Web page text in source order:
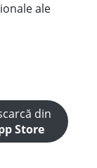
ale
din
Store